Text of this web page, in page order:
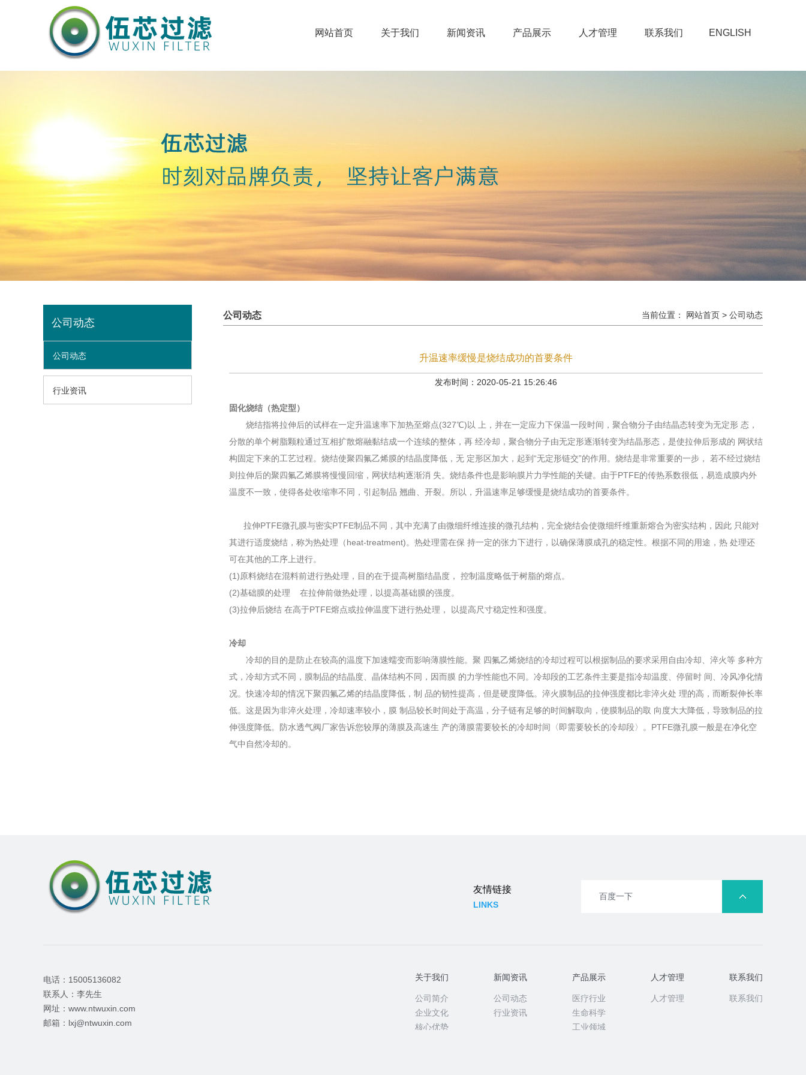
网站首页 关于我们 新闻资讯 产品展示 人才管理 联系我们 ENGLISH
公司动态
公司动态
行业资讯
公司动态 当前位置： 网站首页 > 公司动态
升温速率缓慢是烧结成功的首要条件
发布时间：2020-05-21 15:26:46
固化烧结（热定型）
烧结指将拉伸后的试样在一定升温速率下加热至熔点(327℃)以 上，并在一定应力下保温一段时间，聚合物分子由结晶态转变为无定形 态，
分散的单个树脂颗粒通过互相扩散熔融黏结成一个连续的整体，再 经冷却，聚合物分子由无定形逐渐转变为结晶形态，是使拉伸后形成的 网状结
构固定下来的工艺过程。烧结使聚四氟乙烯膜的结晶度降低，无 定形区加大，起到“无定形链交”的作用。烧结是非常重要的一步， 若不经过烧结
则拉伸后的聚四氟乙烯膜将慢慢回缩，网状结构逐渐消 失。烧结条件也是影响膜片力学性能的关键。由于PTFE的传热系数很低，易造成膜内外
温度不一致，使得各处收缩率不同，引起制品 翘曲、开裂。所以，升温速率足够缓慢是烧结成功的首要条件。
拉伸PTFE微孔膜与密实PTFE制品不同，其中充满了由微细纤维连接的微孔结构，完全烧结会使微细纤维重新熔合为密实结构，因此 只能对
其进行适度烧结，称为热处理（heat-treatment)。热处理需在保 持一定的张力下进行，以确保薄膜成孔的稳定性。根据不同的用途，热 处理还
可在其他的工序上进行。
(1)原料烧结在混料前进行热处理，目的在于提高树脂结晶度， 控制温度略低于树脂的熔点。
(2)基础膜的处理 在拉伸前做热处理，以提高基础膜的强度。
(3)拉伸后烧结 在高于PTFE熔点或拉伸温度下进行热处理， 以提高尺寸稳定性和强度。
冷却
冷却的目的是防止在较高的温度下加速蠕变而影响薄膜性能。聚 四氟乙烯烧结的冷却过程可以根据制品的要求采用自由冷却、淬火等 多种方
式，冷却方式不同，膜制品的结晶度、晶体结构不同，因而膜 的力学性能也不同。冷却段的工艺条件主要是指冷却温度、停留时 间、冷风净化情
况。快速冷却的情况下聚四氟乙烯的结晶度降低，制 品的韧性提高，但是硬度降低。淬火膜制品的拉伸强度都比非淬火处 理的高，而断裂伸长率
低。这是因为非淬火处理，冷却速率较小，膜 制品较长时间处于高温，分子链有足够的时间解取向，使膜制品的取 向度大大降低，导致制品的拉
伸强度降低。防水透气阀厂家告诉您较厚的薄膜及高速生 产的薄膜需要较长的冷却时间〈即需要较长的冷却段〉。PTFE微孔膜一般是在净化空
气中自然冷却的。
友情链接
LINKS
百度一下
电话：15005136082
联系人：李先生
网址：www.ntwuxin.com
邮箱：lxj@ntwuxin.com
关于我们
公司简介
企业文化
核心优势
新闻资讯
公司动态
行业资讯
产品展示
医疗行业
生命科学
工业领域
人才管理
人才管理
联系我们
联系我们